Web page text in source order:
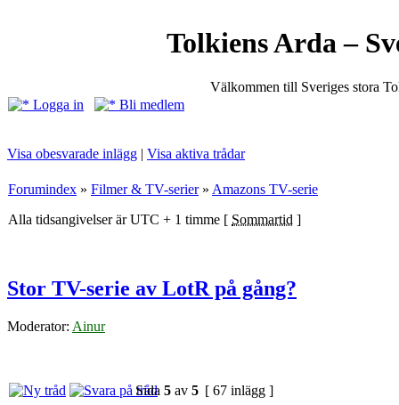
Tolkiens Arda –
Välkommen till Sveriges stora
Logga in
Bli medlem
Visa obesvarade inlägg | Visa aktiva trådar
Forumindex » Filmer & TV-serier» Amazons TV-serie
Alla tidsangivelser är UTC + 1 timme [ Sommartid ]
Stor TV-serie av LotR på gång?
Moderator: Ainur
Sida 5 av 5 [ 67 inlägg ]